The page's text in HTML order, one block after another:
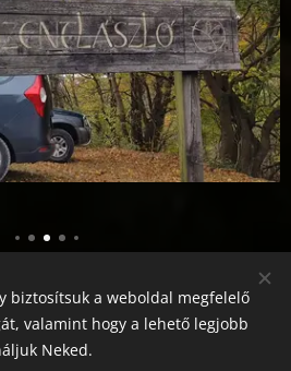
biztosítsuk a weboldal megfelelő
valamint hogy a lehető legjobb
Neked.